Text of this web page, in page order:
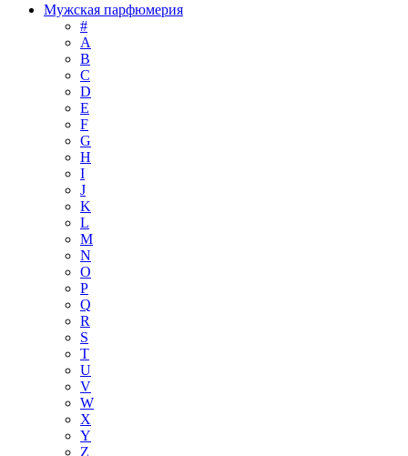
Мужская парфюмерия
#
A
B
C
D
E
F
G
H
I
J
K
L
M
N
O
P
Q
R
S
T
U
V
W
X
Y
Z